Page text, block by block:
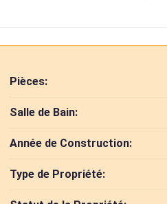
Pièces:
Salle de Bain:
Année de Construction:
Type de Propriété: